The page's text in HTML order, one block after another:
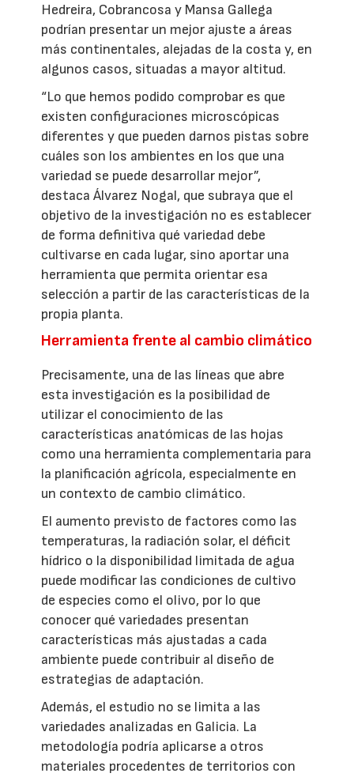
Hedreira, Cobrancosa y Mansa Gallega
podrían presentar un mejor ajuste a áreas
más continentales, alejadas de la costa y, en
algunos casos, situadas a mayor altitud.
“Lo que hemos podido comprobar es que
existen configuraciones microscópicas
diferentes y que pueden darnos pistas sobre
cuáles son los ambientes en los que una
variedad se puede desarrollar mejor”,
destaca Álvarez Nogal, que subraya que el
objetivo de la investigación no es establecer
de forma definitiva qué variedad debe
cultivarse en cada lugar, sino aportar una
herramienta que permita orientar esa
selección a partir de las características de la
propia planta.
Herramienta frente al cambio climático
Precisamente, una de las líneas que abre
esta investigación es la posibilidad de
utilizar el conocimiento de las
características anatómicas de las hojas
como una herramienta complementaria para
la planificación agrícola, especialmente en
un contexto de cambio climático.
El aumento previsto de factores como las
temperaturas, la radiación solar, el déficit
hídrico o la disponibilidad limitada de agua
puede modificar las condiciones de cultivo
de especies como el olivo, por lo que
conocer qué variedades presentan
características más ajustadas a cada
ambiente puede contribuir al diseño de
estrategias de adaptación.
Además, el estudio no se limita a las
variedades analizadas en Galicia. La
metodología podría aplicarse a otros
materiales procedentes de territorios con